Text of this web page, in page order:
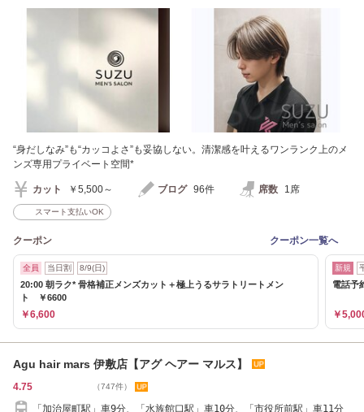
“身だしなみ”も“カッコよさ”も妥協しない。清潔感を叶えるワンランク上のメ
ンズ専用プライベート空間*
カット ￥5,500～ ブログ 96件 席数 1席
スマート支払いOK
クーポン クーポン一覧へ
全員 当日割 8/9(日)
20:00 朝ラク* 骨格補正メンズカット＋極上うるサラトリートメン
ト ￥6600
￥6,600
新規
電話予
￥
Agu hair mars 伊敷店【アグ ヘアー マルス】
4.75 （747件）
「加治屋町駅」車9分、「水族館口駅」車10分、「市役所前駅」車11分